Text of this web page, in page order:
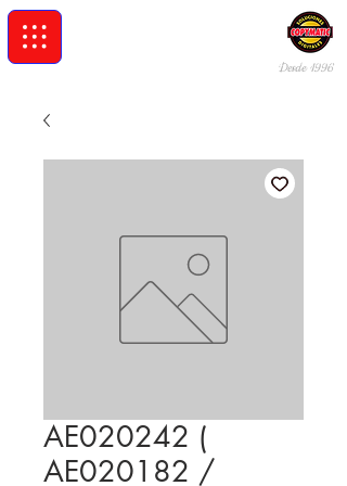
Desde 1996
AE020242 (
AE020182 /